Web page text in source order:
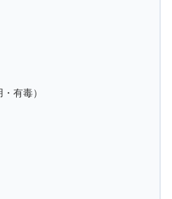
有毒）